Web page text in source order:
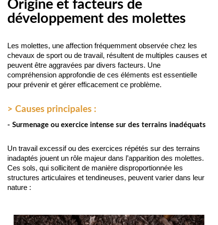
Origine et facteurs de
développement des molettes
Les molettes, une affection fréquemment observée chez les
chevaux de sport ou de travail, résultent de multiples causes et
peuvent être aggravées par divers facteurs. Une
compréhension approfondie de ces éléments est essentielle
pour prévenir et gérer efficacement ce problème.
> Causes principales :
- Surmenage ou exercice intense sur des terrains inadéquats
Un travail excessif ou des exercices répétés sur des terrains
inadaptés jouent un rôle majeur dans l’apparition des molettes.
Ces sols, qui sollicitent de manière disproportionnée les
structures articulaires et tendineuses, peuvent varier dans leur
nature :